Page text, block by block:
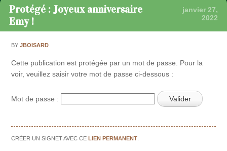
Passer au contenu
Protégé : Joyeux anniversaire
Emy !
janvier 27,
2022
BYJBOISARD
Cette publication est protégée par un mot de passe. Pour la
voir, veuillez saisir votre mot de passe ci-dessous :
Mot de passe :
CRÉER UN SIGNET AVEC CELIEN PERMANENT